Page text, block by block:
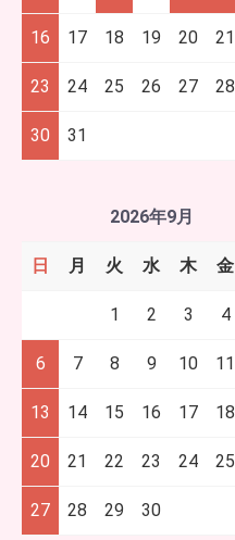
16 17 18 19 20 21
23 24 25 26 27 28
30 31
2026年9月
日 月 火 水 木 金
1 2 3 4
6 7 8 9 10 11
13 14 15 16 17 18
20 21 22 23 24 25
27 28 29 30